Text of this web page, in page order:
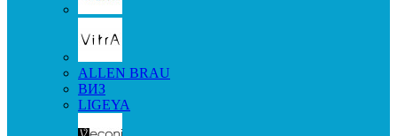
ALLEN BRAU
ВИЗ
LIGEYA